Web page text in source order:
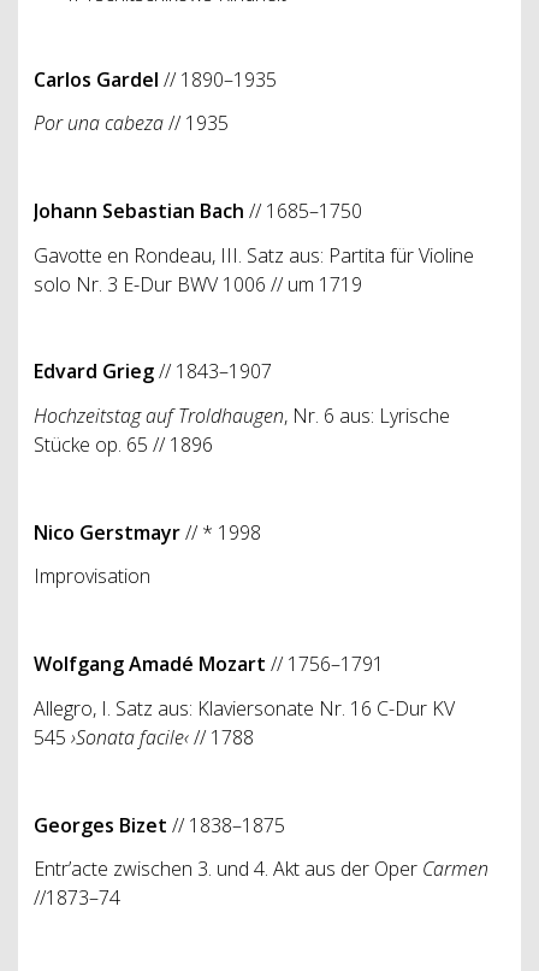
Carlos Gardel // 1890–1935
Por una cabeza// 1935
Johann Sebastian Bach // 1685–1750
Gavotte en Rondeau, III. Satz aus: Partita für Violine
solo Nr. 3 E-Dur BWV 1006 // um 1719
Edvard Grieg// 1843–1907
Hochzeitstag auf Troldhaugen, Nr. 6 aus: Lyrische
Stücke op. 65 // 1896
Nico Gerstmayr// * 1998
Improvisation
Wolfgang Amadé Mozart // 1756–1791
Allegro, I. Satz aus: Klaviersonate Nr. 16 C-Dur KV
545 ›Sonata facile‹// 1788
Georges Bizet // 1838–1875
Entr’acte zwischen 3. und 4. Akt aus der Oper Carmen
//1873–74